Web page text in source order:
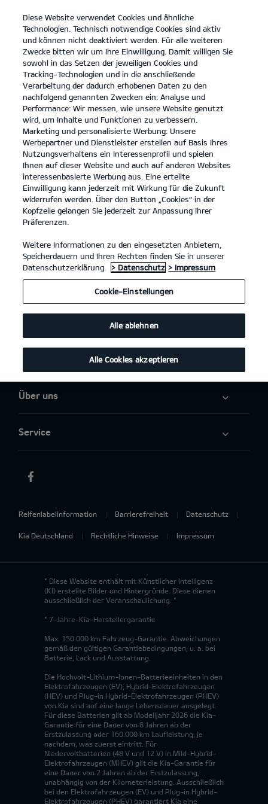
open
menu
KONTAKT
ÜBER UNS
Modelle
Business
Über uns
Service
Reifenlabelinformation Barrierefreiheit Datenschutz
Kia Deutschland Rechtliche Hinweise Impressum
* Diese Website enthält mit Künstlicher Intelligenz
(KI) erstellte Bilder und Hintergründe. Diese dienen
ausschließlich der Veranschaulichung. *
* 7-Jahre-Kia-Herstellergarantie
Max. 150.000 km Fahrzeug-Garantie. Abweichungen
gemäß den gültigen Garantiebedingungen, u. a. bei
Batterie, Lack und Ausstattung.
Die Hochvolt-Lithium-Ionen-Batterieeinheiten in den
Elektrofahrzeugen (EV), Hybrid-Elektrofahrzeugen
(HEV) und Plug-in Hybrid-Elektrofahrzeugen (PHEV)
von Kia sind auf eine lange Lebensdauer ausgelegt.
Für diese Batterien gilt ab Modelljahr 2026 die Kia-
Garantie für eine Dauer von 8 Jahren ab der
Erstzulassung oder 160.000 km Laufleistung, je
nachdem, was zuerst eintritt. Für
Niedervoltbatterien (48 V und 12 V) in Mild-Hybrid-
Elektrofahrzeugen (MHEV) gilt die Kia-Garantie für
eine Dauer von 2 Jahren ab der Erstzulassung,
unabhängig von der Kilometerleistung. Ausschließlich
bei den Elektrofahrzeugen (EV) und Plug-in Hybrid-
Elektrofahrzeugen (PHEV) garantiert Kia eine
Diese Website verwendet Cookies und ähnliche
Technologien. Technisch notwendige Cookies sind aktiv
und können nicht deaktiviert werden. Für alle weiteren
Zwecke bitten wir um Ihre Einwilligung. Damit willigen Sie
sowohl in das Setzen der jeweiligen Cookies und
Tracking-Technologien und in die anschließende
Verarbeitung der dadurch erhobenen Daten zu den
nachfolgend genannten Zwecken ein: Analyse und
Performance: Wir messen, wie unsere Website genutzt
wird, um Inhalte und Funktionen zu verbessern.
Marketing und personalisierte Werbung: Unsere
Werbepartner und Dienstleister erstellen auf Basis Ihres
Nutzungsverhaltens ein Interessenprofil und spielen
Ihnen auf dieser Website und auch auf anderen Websites
interessenbasierte Werbung aus. Eine erteilte
Einwilligung kann jederzeit mit Wirkung für die Zukunft
widerrufen werden. Über den Button „Cookies“ in der
Kopfzeile gelangen Sie jederzeit zur Anpassung Ihrer
Präferenzen.
Weitere Informationen zu den eingesetzten Anbietern,
Speicherdauern und Ihren Rechten finden Sie in unserer
Datenschutzerklärung.
> Datenschutz > Impressum
Cookie-Einstellungen
Alle ablehnen
Alle Cookies akzeptieren